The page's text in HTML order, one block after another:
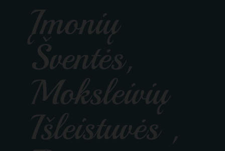
Įmonių
Šventės,
Moksleivių
Išleistuvės ,